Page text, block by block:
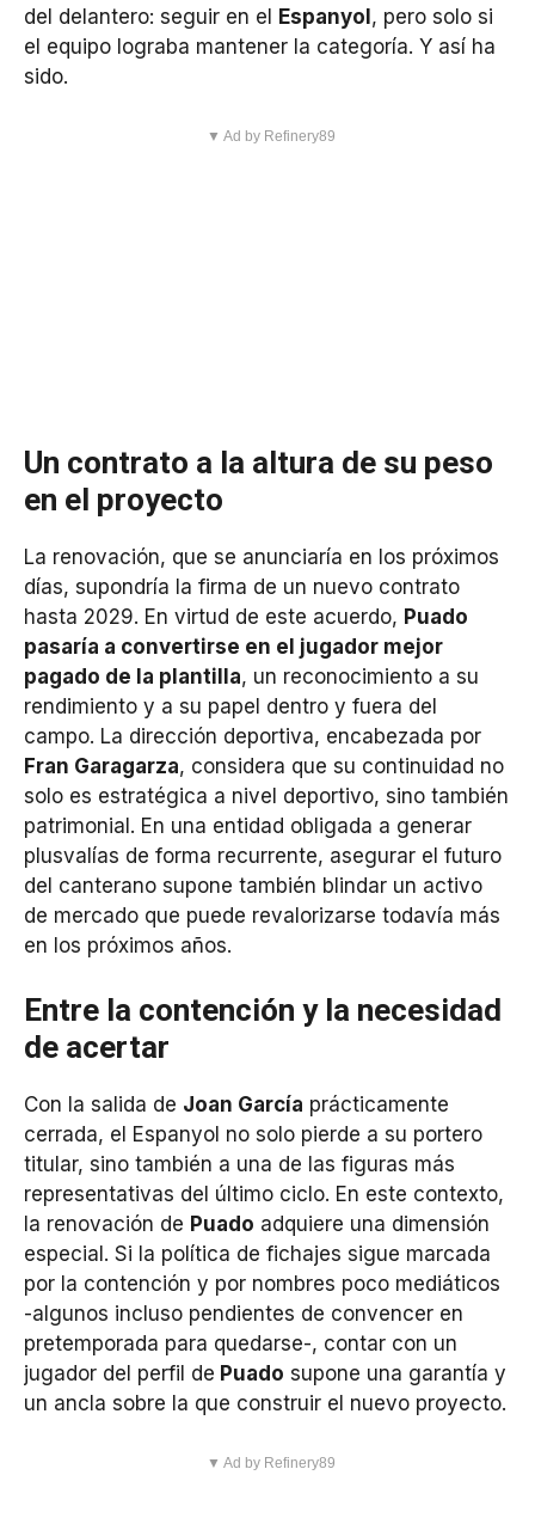
del delantero: seguir en el Espanyol, pero solo si
el equipo lograba mantener la categoría. Y así ha
sido.
▼ Ad by Refinery89
Un contrato a la altura de su peso
en el proyecto
La renovación, que se anunciaría en los próximos
días, supondría la firma de un nuevo contrato
hasta 2029. En virtud de este acuerdo, Puado
pasaría a convertirse en el jugador mejor
pagado de la plantilla, un reconocimiento a su
rendimiento y a su papel dentro y fuera del
campo. La dirección deportiva, encabezada por
Fran Garagarza, considera que su continuidad no
solo es estratégica a nivel deportivo, sino también
patrimonial. En una entidad obligada a generar
plusvalías de forma recurrente, asegurar el futuro
del canterano supone también blindar un activo
de mercado que puede revalorizarse todavía más
en los próximos años.
Entre la contención y la necesidad
de acertar
Con la salida de Joan García prácticamente
cerrada, el Espanyol no solo pierde a su portero
titular, sino también a una de las figuras más
representativas del último ciclo. En este contexto,
la renovación de Puado adquiere una dimensión
especial. Si la política de fichajes sigue marcada
por la contención y por nombres poco mediáticos
-algunos incluso pendientes de convencer en
pretemporada para quedarse-, contar con un
jugador del perfil de Puado supone una garantía y
un ancla sobre la que construir el nuevo proyecto.
▼ Ad by Refinery89